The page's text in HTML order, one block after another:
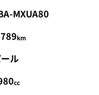
MXUA80
km
ル
cc